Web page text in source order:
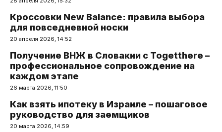
Кроссовки New Balance: правила выбора
для повседневной носки
20 апреля 2026, 14:52
Получение ВНЖ в Словакии с Togetthere –
профессиональное сопровождение на
каждом этапе
26 марта 2026, 11:50
Как взять ипотеку в Израиле – пошаговое
руководство для заемщиков
20 марта 2026, 14:59